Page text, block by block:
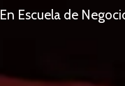
En Escuela de